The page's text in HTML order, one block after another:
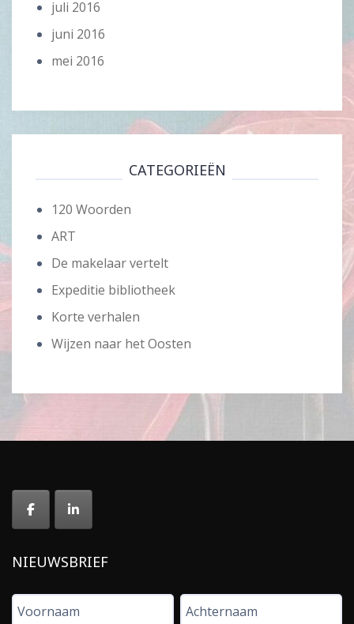
juli 2016
juni 2016
mei 2016
CATEGORIEËN
120 Woorden
ART
De makelaar vertelt
Expeditie bibliotheek
Korte verhalen
Wijzen naar het Oosten
NIEUWSBRIEF